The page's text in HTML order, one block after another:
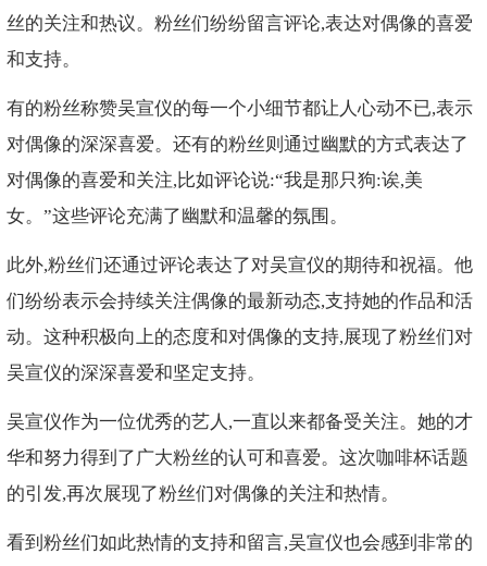
丝的关注和热议。粉丝们纷纷留言评论,表达对偶像的喜爱
和支持。
有的粉丝称赞吴宣仪的每一个小细节都让人心动不已,表示
对偶像的深深喜爱。还有的粉丝则通过幽默的方式表达了
对偶像的喜爱和关注,比如评论说:“我是那只狗:诶,美
女。”这些评论充满了幽默和温馨的氛围。
此外,粉丝们还通过评论表达了对吴宣仪的期待和祝福。他
们纷纷表示会持续关注偶像的最新动态,支持她的作品和活
动。这种积极向上的态度和对偶像的支持,展现了粉丝们对
吴宣仪的深深喜爱和坚定支持。
吴宣仪作为一位优秀的艺人,一直以来都备受关注。她的才
华和努力得到了广大粉丝的认可和喜爱。这次咖啡杯话题
的引发,再次展现了粉丝们对偶像的关注和热情。
看到粉丝们如此热情的支持和留言,吴宣仪也会感到非常的